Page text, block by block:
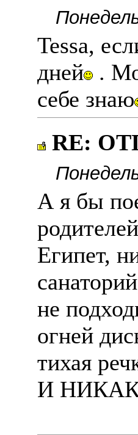
Tessa,
дней
.
себе знаю
RE:
А я бы
Египет,
не
огней
тихая
И